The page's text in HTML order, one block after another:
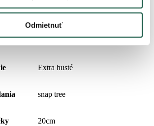
Odmietnuť
3D (PE) + PVC
3D/PVC 61/39
Extra husté
snap tree
20cm